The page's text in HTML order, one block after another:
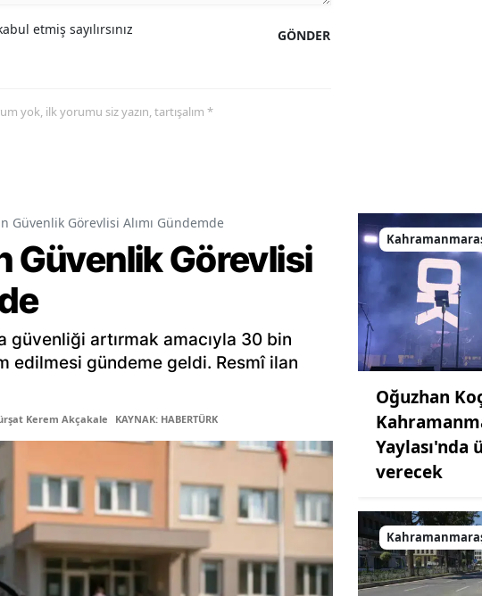
GÖNDER
etmiş sayılırsınız
yok, ilk yorumu siz yazın, tartışalım *
Güvenlik Görevlisi Alımı Gündemde
Güvenlik Görevlisi
artırmak amacıyla 30 bin
edilmesi gündeme geldi. Resmî ilan
Kerem Akçakale KAYNAK: HABERTÜRK
Oğuzhan
Yaylası'nda
verecek